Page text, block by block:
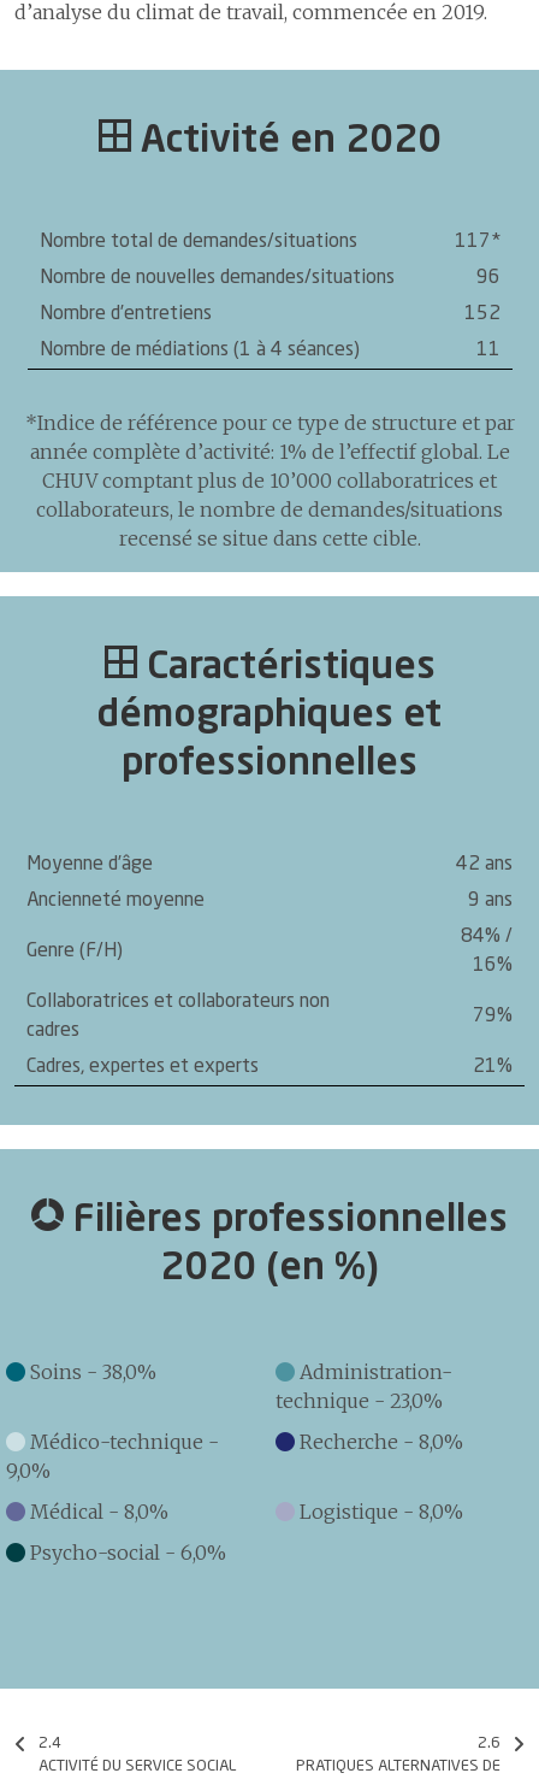
d’analyse du climat de travail, commencée en 2019.
Activité en 2020
Nombre total de demandes/situations
117*
Nombre de nouvelles demandes/situations
96
Nombre d’entretiens
152
Nombre de médiations (1 à 4 séances)
11
*Indice de référence pour ce type de structure et par
année complète d’activité: 1% de l’effectif global. Le
CHUV comptant plus de 10’000 collaboratrices et
collaborateurs, le nombre de demandes/situations
recensé se situe dans cette cible.
Caractéristiques
démographiques et
professionnelles
Moyenne d’âge
42 ans
Ancienneté moyenne
9 ans
Genre (F/H)
84% /
16%
Collaboratrices et collaborateurs non
cadres
79%
Cadres, expertes et experts 21%
Filières professionnelles
2020 (en %)
Soins - 38,0%
Administration-
technique - 23,0%
Médico-technique -
9,0%
Recherche - 8,0%
Médical - 8,0%
Logistique - 8,0%
Psycho-social - 6,0%
2.4
ACTIVITÉ DU SERVICE SOCIAL
2.6
PRATIQUES ALTERNATIVES DE